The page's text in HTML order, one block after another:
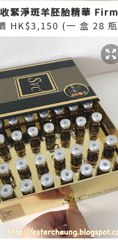
緊淨斑羊胚胎精華
HK$3,150 (一 盒 28